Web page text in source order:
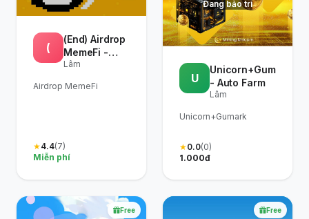
(
(End) Airdrop
MemeFi -
Auto MemeFi
Lâm
Airdrop MemeFi
★4.4(7)
Miễn phí
Đang bảo trì
U
Unicorn+Gumark
- Auto Farm
Lâm
Unicorn+Gumark
★0.0(0)
1.000đ
Free Free